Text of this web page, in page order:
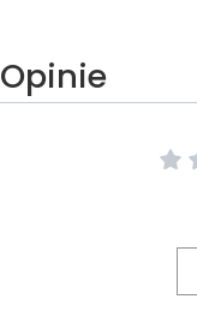
Opinie